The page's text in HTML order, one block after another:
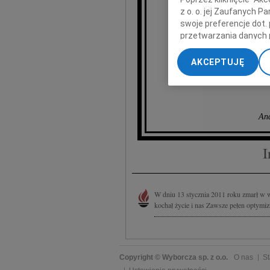
W dniu 13 stycznia 2011 roku zmarł w
kochał życie i nas Zawsze pełen
Copyright © Wyborcza sp. z o.o. O nas
z o. o. jej Zaufanych
swoje preferencje dot.
przetwarzania danych
„Ustawienia
My, nasi Zaufani
dokładnych danych
Przechowywanie
AKCEPTUJĘ